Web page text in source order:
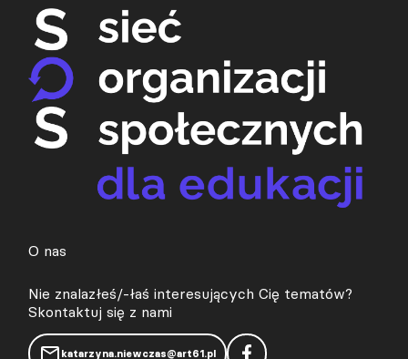
O nas
Nie znalazłeś/-łaś interesujących Cię tematów?
Skontaktuj się z nami
katarzyna.niewczas@art61.pl